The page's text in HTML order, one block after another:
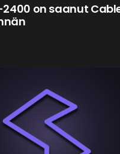
on saanut